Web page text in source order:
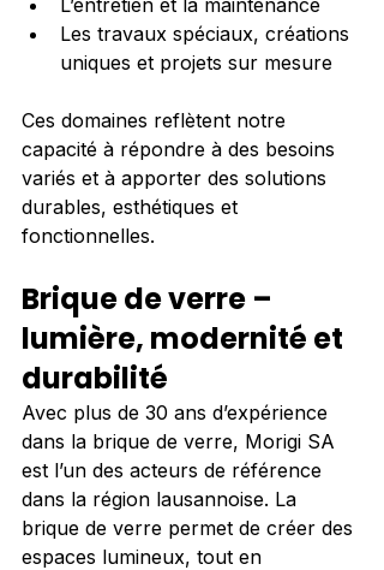
L’entretien et la maintenance
Les travaux spéciaux, créations
uniques et projets sur mesure
Ces domaines reflètent notre
capacité à répondre à des besoins
variés et à apporter des solutions
durables, esthétiques et
fonctionnelles.
Brique de verre –
lumière, modernité et
durabilité
Avec plus de 30 ans d’expérience
dans la brique de verre, Morigi SA
est l’un des acteurs de référence
dans la région lausannoise. La
brique de verre permet de créer des
espaces lumineux, tout en